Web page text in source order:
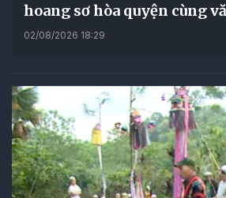
hoang sơ hòa quyện cùng
02/08/2026 18:29